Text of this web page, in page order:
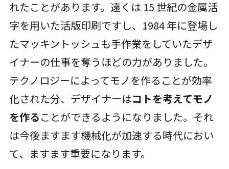
れたことがあります。遠くは 15 世紀の金属活
字を用いた活版印刷ですし、1984 年に登場し
たマッキントッシュも手作業をしていたデザ
イナーの仕事を奪うほどの力がありました。
テクノロジーによってモノを作ることが効率
化された分、デザイナーはコトを考えてモノ
を作ることができるようになりました。それ
は今後ますます機械化が加速する時代におい
て、ますます重要になります。